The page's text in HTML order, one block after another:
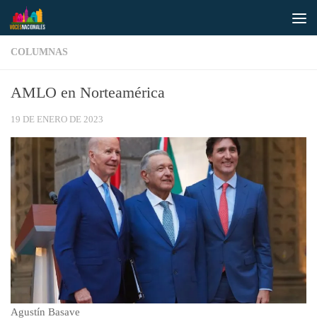
Saltar al contenido
COLUMNAS
AMLO en Norteamérica
19 DE ENERO DE 2023
Agustín Basave